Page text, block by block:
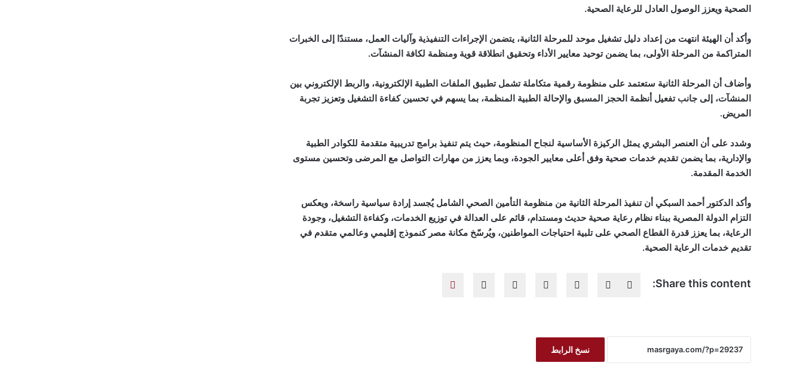
الصحية ويعزز الوصول العادل للرعاية الصحية.
وأكد أن الهيئة انتهت من إعداد دليل تشغيل موحد للمرحلة الثانية، يتضمن الإجراءات التنفيذية وآليات العمل، مستندًا إلى الخبرات
المتراكمة من المرحلة الأولى، بما يضمن توحيد معايير الأداء وتحقيق انطلاقة قوية ومنظمة لكافة المنشآت.
وأضاف أن المرحلة الثانية ستعتمد على منظومة رقمية متكاملة تشمل تطبيق الملفات الطبية الإلكترونية، والربط الإلكتروني بين
المنشآت، إلى جانب تفعيل أنظمة الحجز المسبق والإحالة الطبية المنظمة، بما يسهم في تحسين كفاءة التشغيل وتعزيز تجربة
المريض.
وشدد على أن العنصر البشري يمثل الركيزة الأساسية لنجاح المنظومة، حيث يتم تنفيذ برامج تدريبية متقدمة للكوادر الطبية
والإدارية، بما يضمن تقديم خدمات صحية وفق أعلى معايير الجودة، وبما يعزز من مهارات التواصل مع المرضى وتحسين مستوى
الخدمة المقدمة.
وأكد الدكتور أحمد السبكي أن تنفيذ المرحلة الثانية من منظومة التأمين الصحي الشامل يُجسد إرادة سياسية راسخة، ويعكس
التزام الدولة المصرية ببناء نظام رعاية صحية حديث ومستدام، قائم على العدالة في توزيع الخدمات، وكفاءة التشغيل، وجودة
الرعاية، بما يعزز قدرة القطاع الصحي على تلبية احتياجات المواطنين، ويُرسّخ مكانة مصر كنموذج إقليمي وعالمي متقدم في
تقديم خدمات الرعاية الصحية.
Share this content:
نسخ الرابط